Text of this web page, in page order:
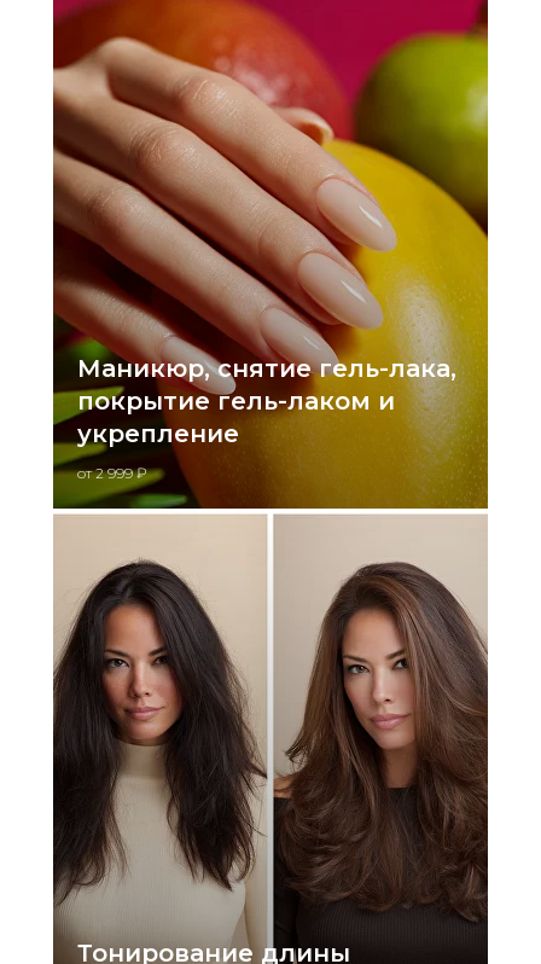
Маникюр, снятие гель-лака,
покрытие гель-лаком и
укрепление
от 2 999 ₽
Тонирование длины